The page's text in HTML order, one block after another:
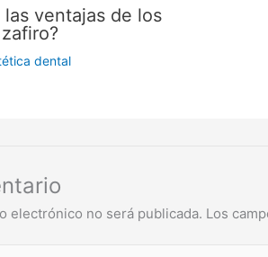
las ventajas de los
dental
electrónico no será publicada. Los